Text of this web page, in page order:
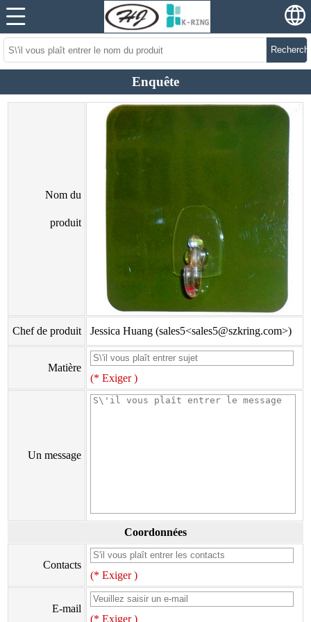
Enquête
Nom du
produit
Chef de produit Jessica Huang (sales5<sales5@szkring.com>)
Matière
(* Exiger )
Un message
Coordonnées
Contacts
(* Exiger )
E-mail
(* Exiger )